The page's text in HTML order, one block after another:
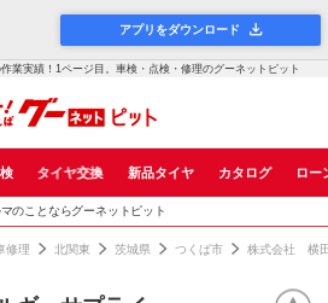
アプリをダウンロード
業実績！1ページ目。車検・点検・修理のグーネットピット
タイヤ交換 新品タイヤ カタログ ロー
のことならグーネットピット
修理 北関東 茨城県 つくば市 株式会社 横